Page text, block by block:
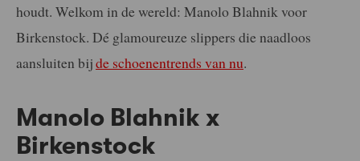
houdt. Welkom in de wereld: Manolo Blahnik voor
Birkenstock. Dé glamoureuze slippers die naadloos
aansluiten bijde schoenentrends van nu.
Manolo Blahnik x
Birkenstock